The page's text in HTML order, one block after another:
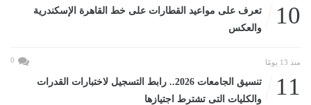
10
تعرف على مواعيد القطارات على خط القاهرة الإسكندرية
والعكس
منذ 13 يومًا 0
11
تنسيق الجامعات 2026.. رابط التسجيل لاختبارات القدرات
والكليات التى تشترط اجتيازها